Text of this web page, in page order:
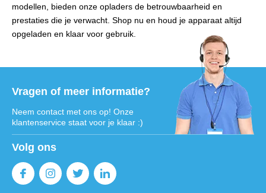
modellen, bieden onze opladers de betrouwbaarheid en
prestaties die je verwacht. Shop nu en houd je apparaat altijd
opgeladen en klaar voor gebruik.
Vragen of meer informatie?
Neem contact met ons op! Onze
klantenservice staat voor je klaar :)
Volg ons